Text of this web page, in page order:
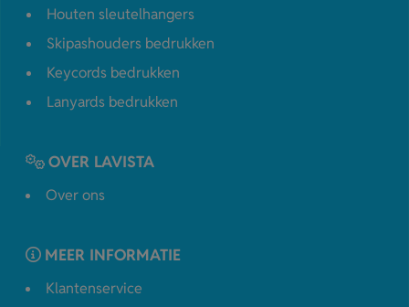
Houten sleutelhangers
Skipashouders bedrukken
Keycords bedrukken
Lanyards bedrukken
OVER LAVISTA
Over ons
MEER INFORMATIE
Klantenservice